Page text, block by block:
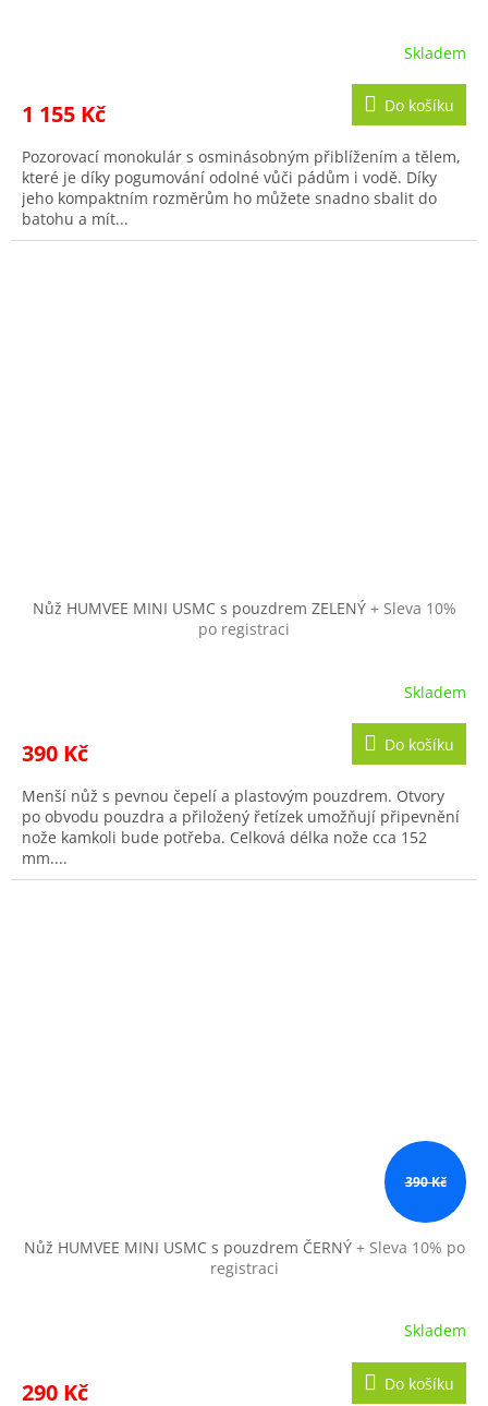
Skladem
1 155 Kč Do košíku
Pozorovací monokulár s osminásobným přiblížením a tělem,
které je díky pogumování odolné vůči pádům i vodě. Díky
jeho kompaktním rozměrům ho můžete snadno sbalit do
batohu a mít...
Nůž HUMVEE MINI USMC s pouzdrem ZELENÝ + Sleva 10%
po registraci
Skladem
390 Kč Do košíku
Menší nůž s pevnou čepelí a plastovým pouzdrem. Otvory
po obvodu pouzdra a přiložený řetízek umožňují připevnění
nože kamkoli bude potřeba. Celková délka nože cca 152
mm....
390 Kč
Nůž HUMVEE MINI USMC s pouzdrem ČERNÝ + Sleva 10% po
registraci
Skladem
290 Kč Do košíku